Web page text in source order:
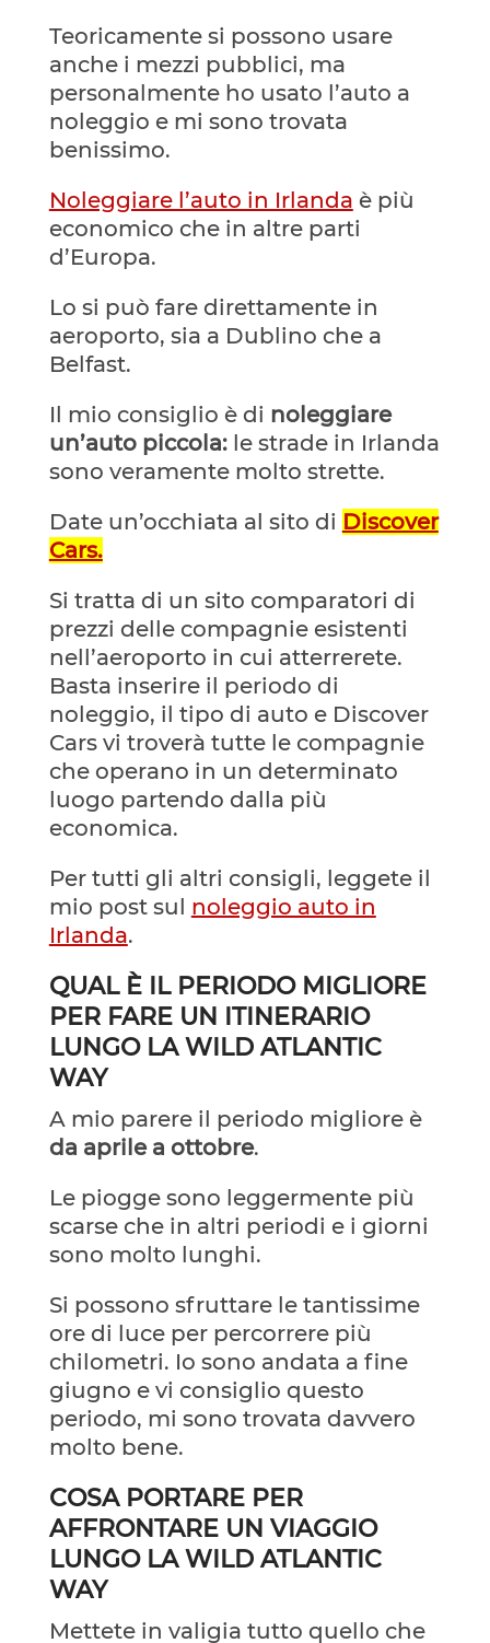
Teoricamente si possono usare
anche i mezzi pubblici, ma
personalmente ho usato l’auto a
noleggio e mi sono trovata
benissimo.
Noleggiare l’auto in Irlanda è più
economico che in altre parti
d’Europa.
Lo si può fare direttamente in
aeroporto, sia a Dublino che a
Belfast.
Il mio consiglio è di noleggiare
un’auto piccola:le strade in Irlanda
sono veramente molto strette.
Date un’occhiata al sito di Discover
Cars.
Si tratta di un sito comparatori di
prezzi delle compagnie esistenti
nell’aeroporto in cui atterrerete.
Basta inserire il periodo di
noleggio, il tipo di auto e Discover
Cars vi troverà tutte le compagnie
che operano in un determinato
luogo partendo dalla più
economica.
Per tutti gli altri consigli, leggete il
mio post sul noleggio auto in
Irlanda.
QUAL È IL PERIODO MIGLIORE
PER FARE UN ITINERARIO
LUNGO LA WILD ATLANTIC
WAY
A mio parere il periodo migliore è
da aprile a ottobre.
Le piogge sono leggermente più
scarse che in altri periodi e i giorni
sono molto lunghi.
Si possono sfruttare le tantissime
ore di luce per percorrere più
chilometri. Io sono andata a fine
giugno e vi consiglio questo
periodo, mi sono trovata davvero
molto bene.
COSA PORTARE PER
AFFRONTARE UN VIAGGIO
LUNGO LA WILD ATLANTIC
WAY
Mettete in valigia tutto quello che